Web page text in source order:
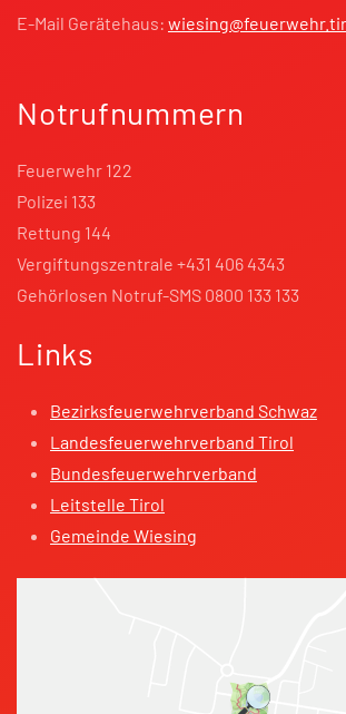
E-Mail Gerätehaus:
Notrufnummern
Feuerwehr 122
Polizei 133
Rettung 144
Vergiftungszentrale +431 406 4343
Gehörlosen Notruf-SMS 0800 133 133
Links
Bezirksfeuerwehrverband Schwaz
Landesfeuerwehrverband Tirol
Bundesfeuerwehrverband
Leitstelle Tirol
Gemeinde Wiesing